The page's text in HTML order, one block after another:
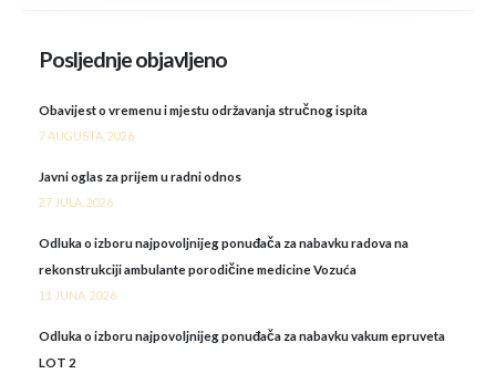
Posljednje objavljeno
Obavijest o vremenu i mjestu održavanja stručnog ispita
7 AUGUSTA, 2026
Javni oglas za prijem u radni odnos
27 JULA, 2026
Odluka o izboru najpovoljnijeg ponuđača za nabavku radova na
rekonstrukciji ambulante porodičine medicine Vozuća
11 JUNA, 2026
Odluka o izboru najpovoljnijeg ponuđača za nabavku vakum epruveta
LOT 2